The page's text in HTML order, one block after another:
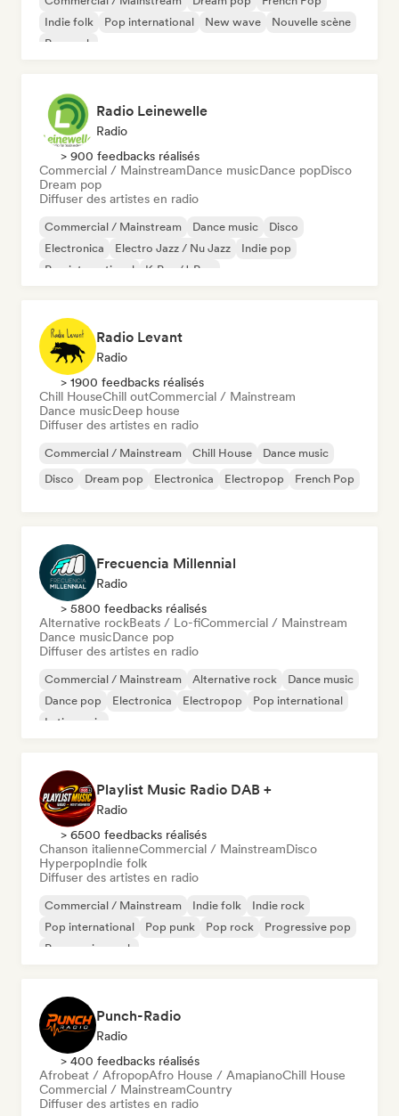
Indie folk
Pop international New wave
Nouvelle scène
Pop rock
Radio Leinewelle
Radio
> 900 feedbacks réalisés
Commercial / MainstreamDance musicDance popDisco
Dream pop
Diffuser des artistes en radio
Commercial / Mainstream Dance music
Disco
Electronica
Electro Jazz / Nu Jazz
Indie pop
Pop international
K-Pop/J-Pop
Radio Levant
Radio
> 1900 feedbacks réalisés
Chill HouseChill outCommercial / Mainstream
Dance musicDeep house
Diffuser des artistes en radio
Commercial / Mainstream Chill House
Dance music
Disco
Dream pop Electronica Electropop French Pop
Frecuencia Millennial
Radio
> 5800 feedbacks réalisés
Alternative rockBeats / Lo-fiCommercial / Mainstream
Dance musicDance pop
Diffuser des artistes en radio
Commercial / Mainstream Alternative rock
Dance music
Dance pop
Electronica Electropop
Pop international
Latin music
Playlist Music Radio DAB +
Radio
> 6500 feedbacks réalisés
Chanson italienneCommercial / MainstreamDisco
HyperpopIndie folk
Diffuser des artistes en radio
Commercial / Mainstream Indie folk
Indie rock
Pop international
Pop punk Pop rock
Progressive pop
Progressive rock
Punch-Radio
Radio
> 400 feedbacks réalisés
Afrobeat / AfropopAfro House / AmapianoChill House
Commercial / MainstreamCountry
Diffuser des artistes en radio